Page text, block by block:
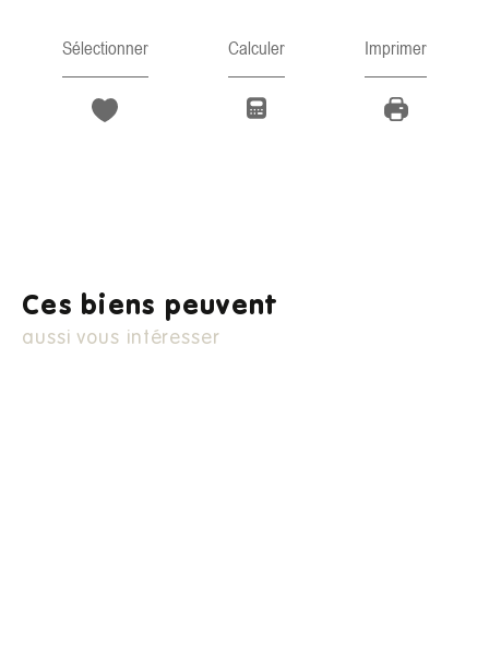
Sélectionner Calculer Imprimer
Ces biens peuvent
aussi vous intéresser